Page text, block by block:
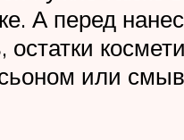
А перед
остатки
или